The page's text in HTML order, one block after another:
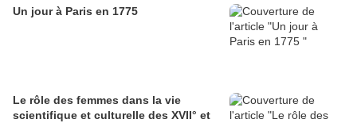
Un jour à Paris en 1775
Le rôle des femmes dans la vie
scientifique et culturelle des XVII° et